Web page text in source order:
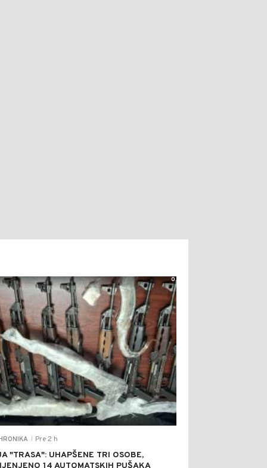
Pre 2 h
"TRASA": UHAPŠENE TRI OSOBE,
0